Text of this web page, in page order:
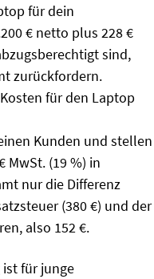
für dein
€ netto plus 228 €
sind,
zurückfordern.
für den Laptop
Kunden und stellen
MwSt. (19 %) in
nur die Differenz
(380 €) und der
also 152 €.
ist für junge